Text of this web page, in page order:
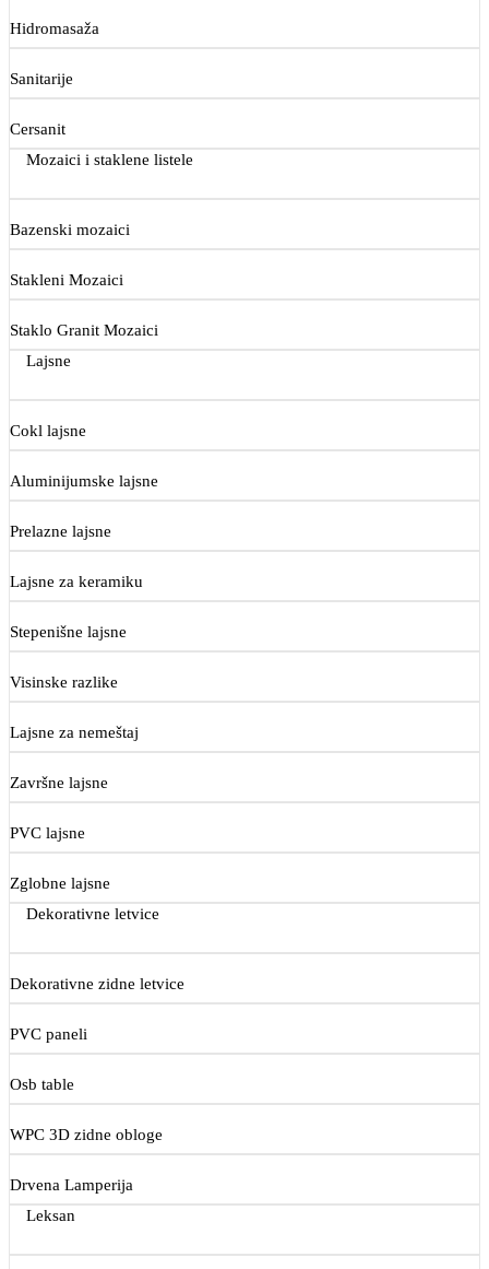
Hidromasaža
Sanitarije
Cersanit
Mozaici i staklene listele
Bazenski mozaici
Stakleni Mozaici
Staklo Granit Mozaici
Lajsne
Cokl lajsne
Aluminijumske lajsne
Prelazne lajsne
Lajsne za keramiku
Stepenišne lajsne
Visinske razlike
Lajsne za nemeštaj
Završne lajsne
PVC lajsne
Zglobne lajsne
Dekorativne letvice
Dekorativne zidne letvice
PVC paneli
Osb table
WPC 3D zidne obloge
Drvena Lamperija
Leksan